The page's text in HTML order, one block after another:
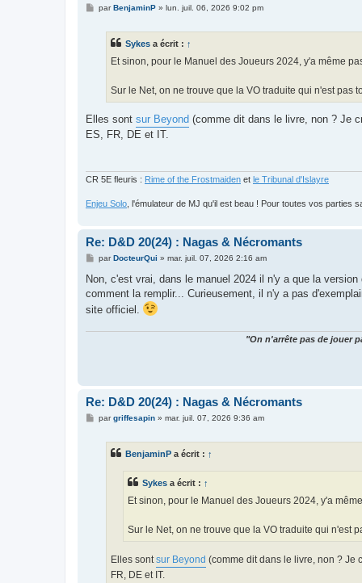
MparBenjaminP» lun. juil. 06, 2026 9:02 pm
Sykes a écrit : ↑
Et sinon, pour le Manuel des Joueurs 2024, y'a même
Sur le Net, on ne trouve que la VO traduite qui n'est pas
Elles sont sur Beyond (comme dit dans le livre, non ? Je
ES, FR, DE et IT.
CR 5E fleuris : Rime of the Frostmaiden et le Tribunal d'Islayre
Enjeu Solo , l'émulateur de MJ qu'il est beau ! Pour toutes vos parties
Re: D&D 20(24) : Nagas & Nécromants
M
s
a
g
e
parDocteurQui » mar. juil. 07, 2026 2:16 am
Non, c'est vrai, dans le manuel 2024 il n'y a que la
comment la remplir... Curieusement, il n'y a pas
site officiel.
"On n'arrête pas de jouer
Re: D&D 20(24) : Nagas & Nécromants
Mpargriffesapin» mar. juil. 07, 2026 9:36 am
BenjaminP a écrit : ↑
Sykes a écrit : ↑
Et sinon, pour le Manuel des Joueurs 2024, y'a
Sur le Net, on ne trouve que la VO traduite qui n'est
Elles sont sur Beyond (comme dit dans le livre, non ? Je
FR, DE et IT.